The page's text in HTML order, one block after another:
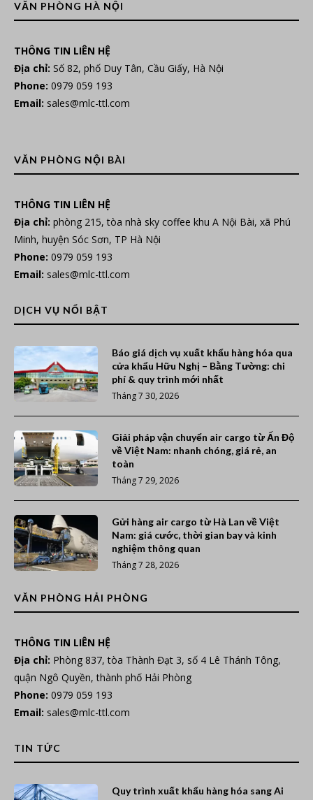
VĂN PHÒNG HÀ NỘI
THÔNG TIN LIÊN HỆ
Địa chỉ: Số 82, phố Duy Tân, Cầu Giấy, Hà Nội
Phone: 0979 059 193
Email: sales@mlc-ttl.com
VĂN PHÒNG NỘI BÀI
THÔNG TIN LIÊN HỆ
Địa chỉ: phòng 215, tòa nhà sky coffee khu A Nội Bài, xã Phú
Minh, huyện Sóc Sơn, TP Hà Nội
Phone: 0979 059 193
Email: sales@mlc-ttl.com
DỊCH VỤ NỔI BẬT
Báo giá dịch vụ xuất khẩu hàng hóa qua
cửa khẩu Hữu Nghị – Bằng Tường: chi
phí & quy trình mới nhất
Tháng 7 30, 2026
Giải pháp vận chuyển air cargo từ Ấn Độ
về Việt Nam: nhanh chóng, giá rẻ, an
toàn
Tháng 7 29, 2026
Gửi hàng air cargo từ Hà Lan về Việt
Nam: giá cước, thời gian bay và kinh
nghiệm thông quan
Tháng 7 28, 2026
VĂN PHÒNG HẢI PHÒNG
THÔNG TIN LIÊN HỆ
Địa chỉ: Phòng 837, tòa Thành Đạt 3, số 4 Lê Thánh Tông,
quận Ngô Quyền, thành phố Hải Phòng
Phone: 0979 059 193
Email: sales@mlc-ttl.com
TIN TỨC
Quy trình xuất khẩu hàng hóa sang Ai